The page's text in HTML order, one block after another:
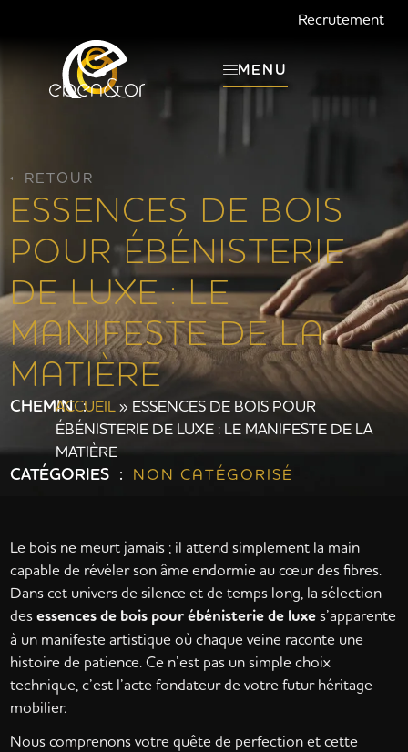
Recrutement
MENU
RETOUR
ESSENCES DE BOIS
POUR ÉBÉNISTERIE
DE LUXE : LE
MANIFESTE DE LA
MATIÈRE
CHEMIN :
ACCUEIL» ESSENCES DE BOIS POUR
ÉBÉNISTERIE DE LUXE : LE MANIFESTE DE LA
MATIÈRE
CATÉGORIES : NON CATÉGORISÉ
Le bois ne meurt jamais ; il attend simplement la main
capable de révéler son âme endormie au cœur des fibres.
Dans cet univers de silence et de temps long, la sélection
desessences de bois pour ébénisterie de luxes’apparente
à un manifeste artistique où chaque veine raconte une
histoire de patience. Ce n’est pas un simple choix
technique, c’est l’acte fondateur de votre futur héritage
mobilier.
Nous comprenons votre quête de perfection et cette